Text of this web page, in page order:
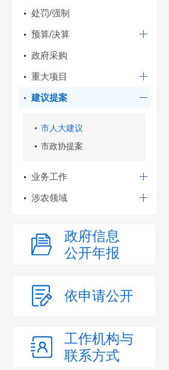
处罚/强制
预算/决算
政府采购
重大项目
建议提案
市人大建议
市政协提案
业务工作
涉农领域
政府信息
公开年报
依申请公开
工作机构与
联系方式